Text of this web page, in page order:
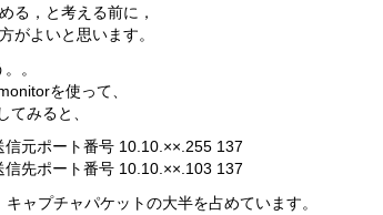
る，と考える前に，
がよいと思います。
。
を使って、
てみると、
信元ポート番号 10.10.××.255 137
信先ポート番号 10.10.××.103 137
ャプチャパケットの大半を占めています。